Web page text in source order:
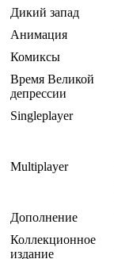
Дикий запад
Анимация
Комиксы
Время Великой
депрессии
Singleplayer
Multiplayer
Дополнение
Коллекционное
издание